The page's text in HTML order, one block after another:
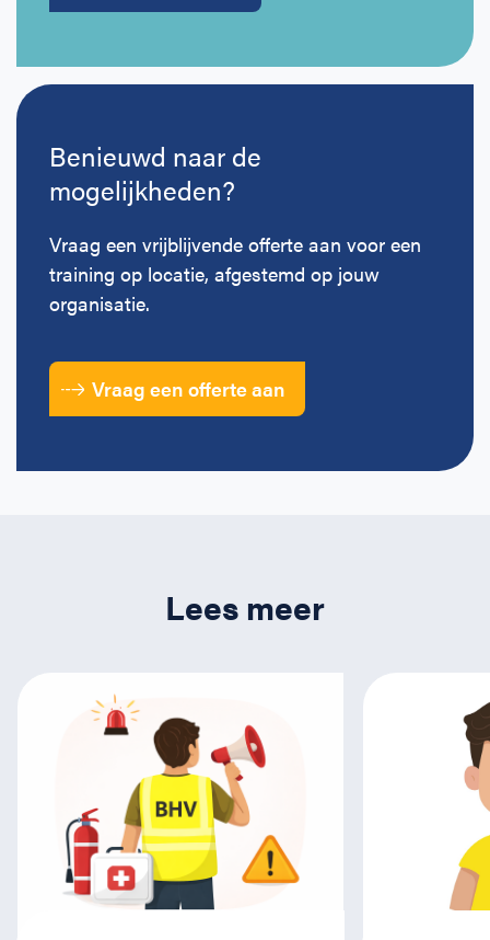
Benieuwd naar de
mogelijkheden?
Vraag een vrijblijvende offerte aan voor een
training op locatie, afgestemd op jouw
organisatie.
Vraag een offerte aan
Lees meer